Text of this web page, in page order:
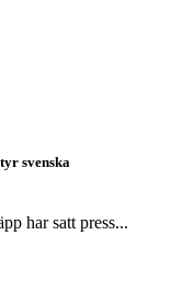
svenska
har satt press...